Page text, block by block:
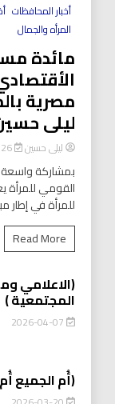
أخبار المحافظات
المرأه والجمال
مائدة
مصرية
ليلى
ليلى حسين 2026-07-17
بمشاركة واسعة
القومي للمرأة
للمرأة في إطار
Read More
(الاعلامي
المجتمعية )
2026-04-07
(أُم الجميع